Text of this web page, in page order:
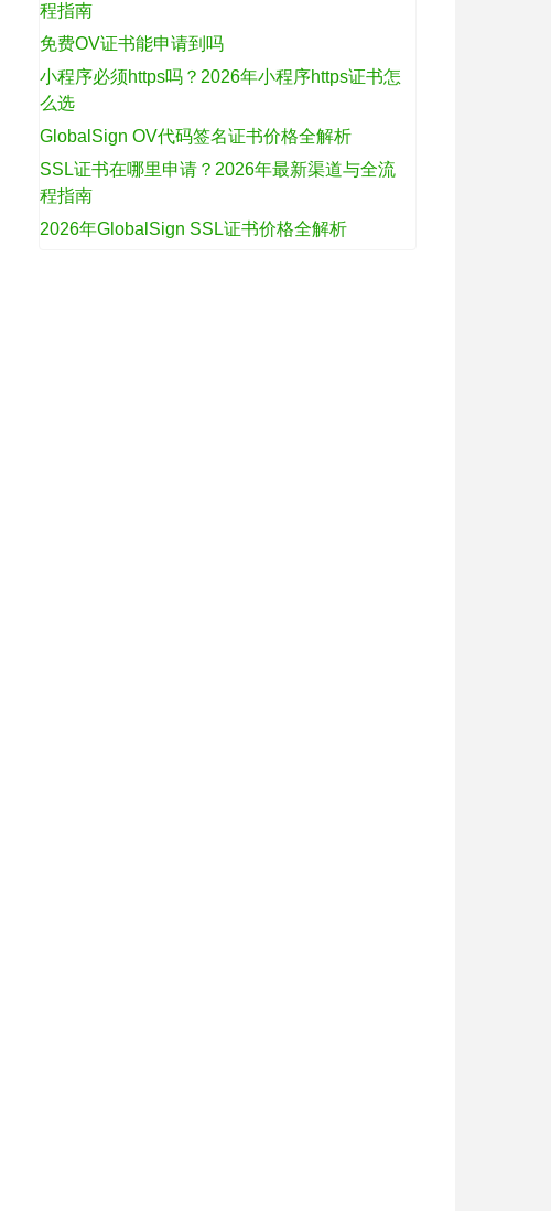
程指南
免费OV证书能申请到吗
小程序必须https吗？2026年小程序https证书怎
么选
GlobalSign OV代码签名证书价格全解析
SSL证书在哪里申请？2026年最新渠道与全流
程指南
2026年GlobalSign SSL证书价格全解析